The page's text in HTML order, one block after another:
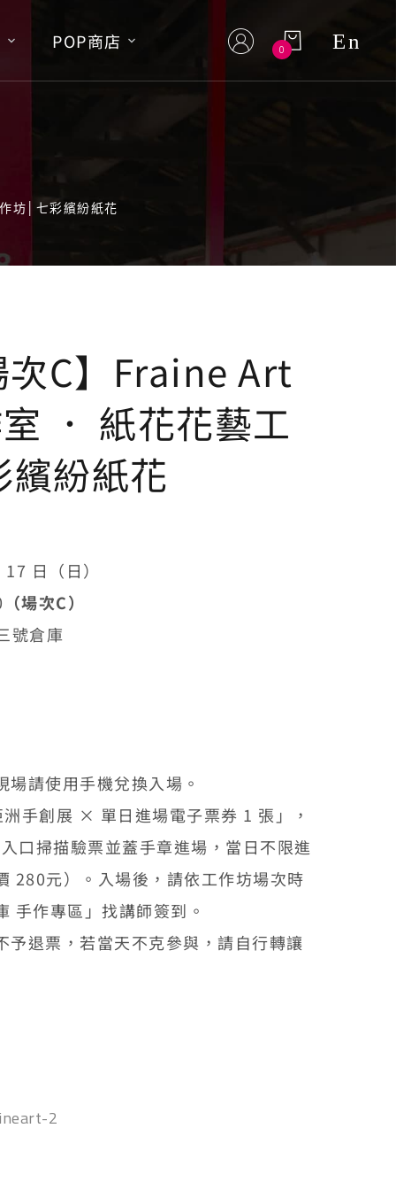
POP商店 0 En
坊│七彩繽紛紙花
C】Fraine Art
． 紙花花藝工
紛紙花
日（日）
（場次C）
號倉庫
請使用手機兌換入場。
手創展 × 單日進場電子票券 1 張」，
口掃描驗票並蓋手章進場，當日不限進
280元）。入場後，請依工作坊場次時
手作專區」找講師簽到。
予退票，若當天不克參與，請自行轉讓
2